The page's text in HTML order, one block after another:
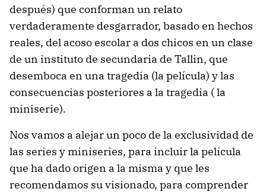
después) que conforman un relato
verdaderamente desgarrador, basado en hechos
reales, del acoso escolar a dos chicos en un clase
de un instituto de secundaria de Tallin, que
desemboca en una tragedia (la película) y las
consecuencias posteriores a la tragedia ( la
miniserie).
Nos vamos a alejar un poco de la exclusividad de
las series y miniseries, para incluir la película
que ha dado origen a la misma y que les
recomendamos su visionado, para comprender